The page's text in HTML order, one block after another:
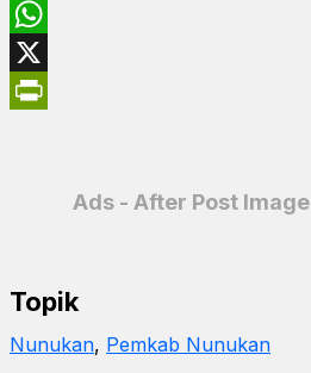
Facebook
WhatsApp
X
Ads - After Post Image
Topik
Nunukan, Pemkab Nunukan